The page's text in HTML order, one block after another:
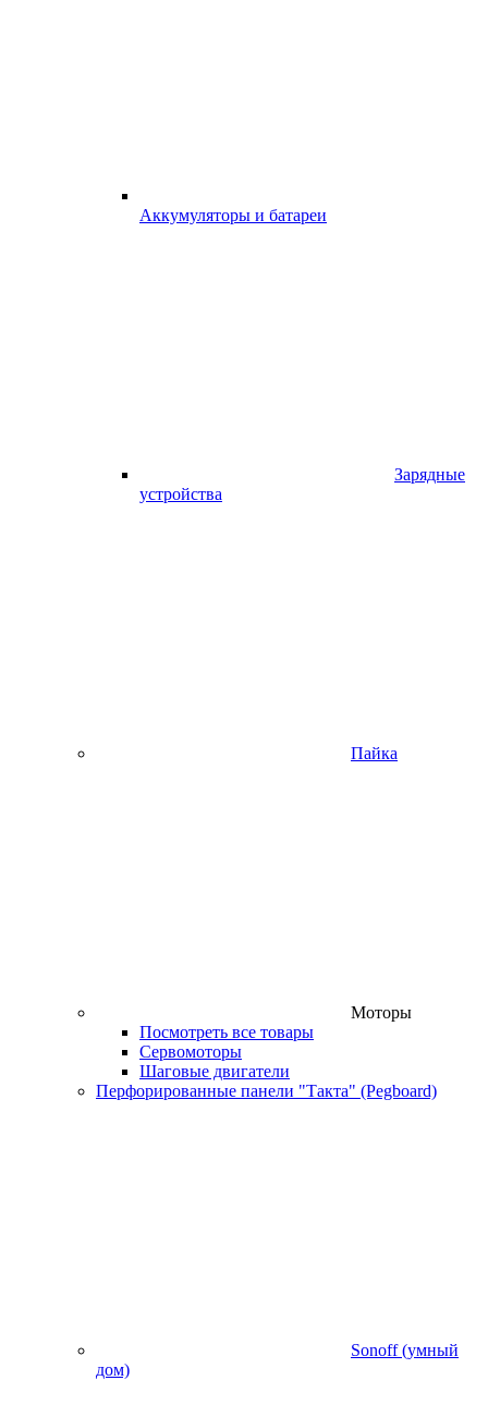
Аккумуляторы и батареи
Зарядные
устройства
Пайка
Моторы
Посмотреть все товары
Сервомоторы
Шаговые двигатели
Перфорированные панели "Такта" (Pegboard)
Sonoff (умный
дом)